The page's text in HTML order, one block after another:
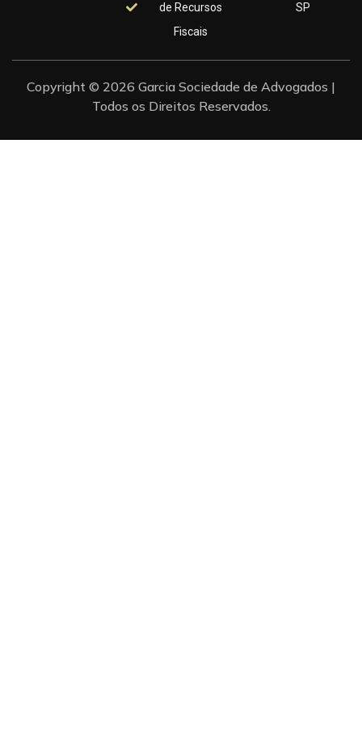
de Recursos
Fiscais
SP
Copyright © 2026 Garcia Sociedade de Advogados |
Todos os Direitos Reservados.